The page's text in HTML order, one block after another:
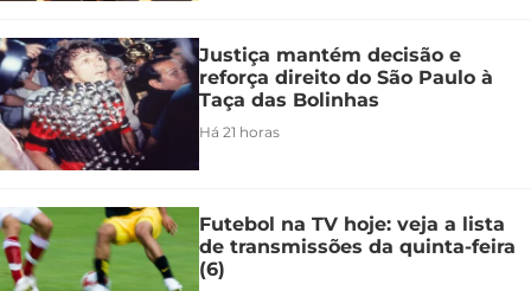
Justiça mantém decisão e
reforça direito do São Paulo à
Taça das Bolinhas
Há 21 horas
Futebol na TV hoje: veja a lista
de transmissões da quinta-feira
(6)